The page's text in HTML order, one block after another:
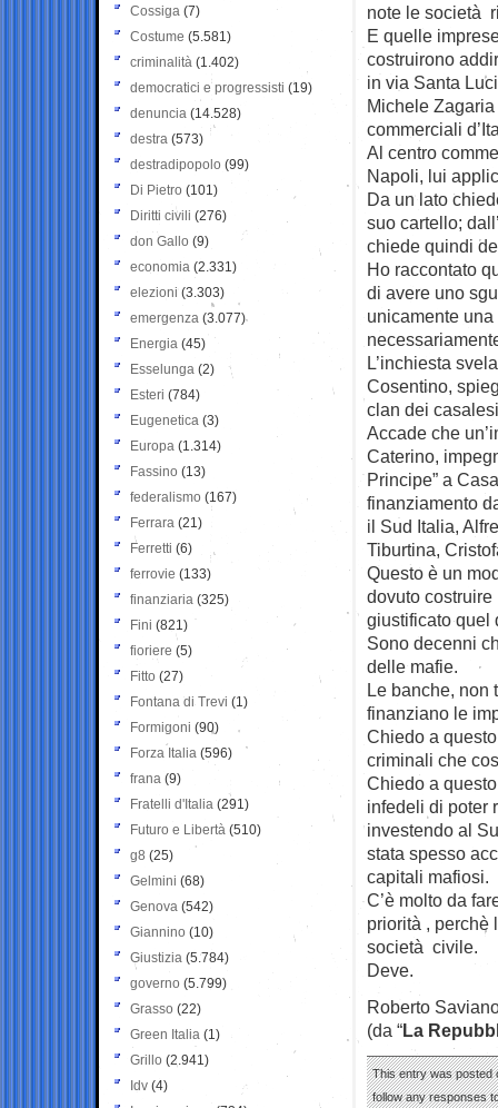
note le società
E quelle
costruirono
in via Santa
Michele
commerciali
Al centro
Napoli, lui
Da un lato
suo cartello;
chiede quindi
Ho raccontato
di avere uno
unicamente
L’inchiesta
Cosentino,
clan dei
Accade che
Caterino,
Principe” a
finanziamento
il Sud Italia,
Tiburtina,
Questo è un
dovuto
giustificato quel
Sono decenni
delle mafie.
Le banche, non
finanziano le
Chiedo a
criminali che
Chiedo a
infedeli di poter
investendo al
stata spesso
capitali mafiosi.
C’è molto da
priorità , perchè
società civile.
Deve.
Roberto
(da “La
This entry was posted
follow any responses
Cossiga (7)
Costume (5.581)
criminalità (1.402)
democratici e progressisti (19)
denuncia (14.528)
destra (573)
destradipopolo (99)
Di Pietro (101)
Diritti civili (276)
don Gallo (9)
economia (2.331)
elezioni (3.303)
emergenza (3.077)
Energia (45)
Esselunga (2)
Esteri (784)
Eugenetica (3)
Europa (1.314)
Fassino (13)
federalismo (167)
Ferrara (21)
Ferretti (6)
ferrovie (133)
finanziaria (325)
Fini (821)
fioriere (5)
Fitto (27)
Fontana di Trevi (1)
Formigoni (90)
Forza Italia (596)
frana (9)
Fratelli d'Italia (291)
Futuro e Libertà (510)
g8 (25)
Gelmini (68)
Genova (542)
Giannino (10)
Giustizia (5.784)
governo (5.799)
Grasso (22)
Green Italia (1)
Grillo (2.941)
Idv (4)